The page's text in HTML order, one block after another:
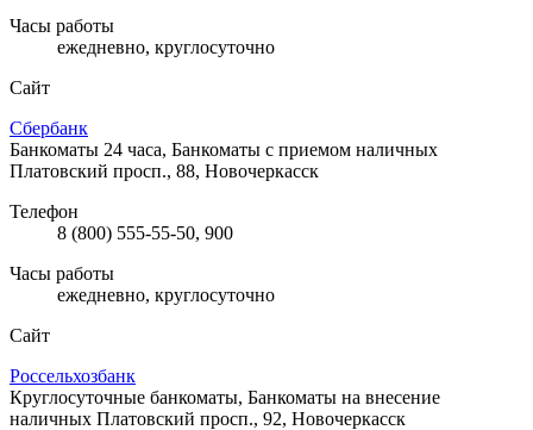
Часы работы
ежедневно, круглосуточно
Сайт
Сбербанк
Банкоматы 24 часа, Банкоматы с приемом наличных
Платовский просп., 88, Новочеркасск
Телефон
8 (800) 555-55-50, 900
Часы работы
ежедневно, круглосуточно
Сайт
Россельхозбанк
Круглосуточные банкоматы, Банкоматы на внесение
наличных Платовский просп., 92, Новочеркасск